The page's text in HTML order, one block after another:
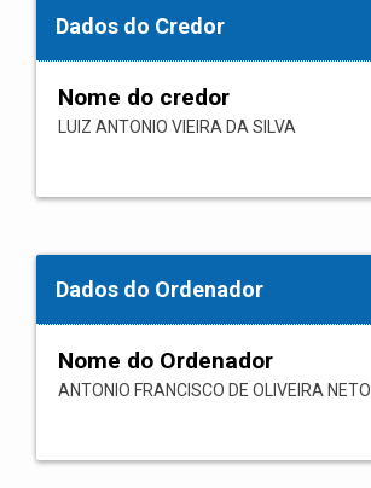
Dados do Credor
Nome do credor
LUIZ ANTONIO VIEIRA DA SILVA
Dados do Ordenador
Nome do Ordenador
ANTONIO FRANCISCO DE OLIVEIRA NETO